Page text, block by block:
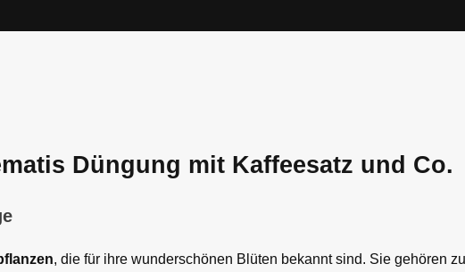
Düngung mit Kaffeesatz und Co.
, die für ihre wunderschönen Blüten bekannt sind. Sie gehören